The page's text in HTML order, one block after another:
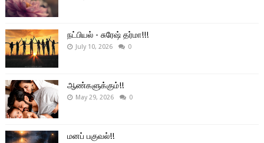
நட்பியல் - சுரேஷ் தர்மா!!!
July 10, 2026 0
ஆண்களுக்கும்!!
May 29, 2026 0
மனப் பகுவல்!!